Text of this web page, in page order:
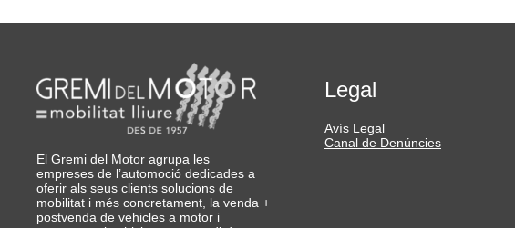
El Gremi del Motor agrupa les
empreses de l’automoció dedicades a
oferir als seus clients solucions de
mobilitat i més concretament, la venda +
postvenda de vehicles a motor i
Legal
Avís Legal
Canal de Denúncies